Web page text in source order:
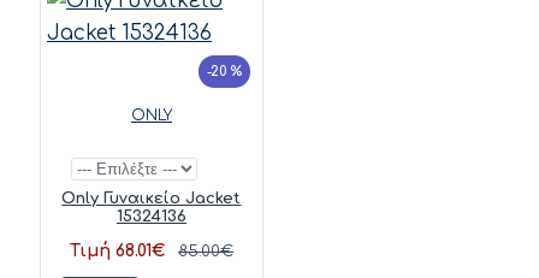
-20 %
ONLY
Only Γυναικείο Jacket
15324136
Τιμή 68.01€ 85.00€